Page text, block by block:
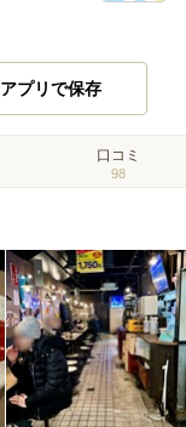
アプリで保存
口コミ
98